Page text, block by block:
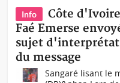
Info
Côte
Faé Emerse
sujet
du message
Sangaré lisant le